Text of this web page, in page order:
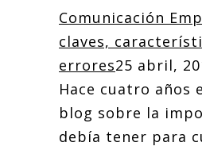
Comunicación
claves,
errores25 abril,
Hace cuatro años
blog sobre la
debía tener para